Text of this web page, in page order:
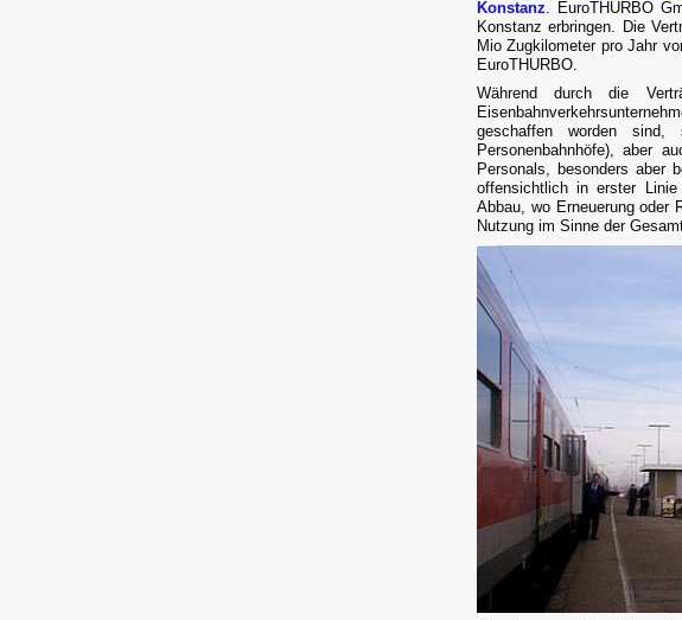
Konstanz . EuroTHURBO
Konstanz erbringen. Die
Mio Zugkilometer pro Jahr
EuroTHURBO.
Während durch die
geschaffen worden
Personenbahnhöfe), aber
Personals, besonders aber
offensichtlich in erster
Abbau, wo Erneuerung oder
Nutzung im Sinne der